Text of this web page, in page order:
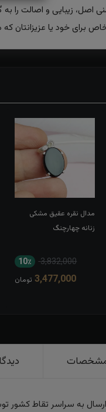
اصل، زیبایی و اصالت را
برای خود یا عزیزانتان
مدال نقره عقیق مشکی
زنانه چهارچنگ
3,832,000 10٪
3,477,000 تومان
به سراسر تقاط کشور